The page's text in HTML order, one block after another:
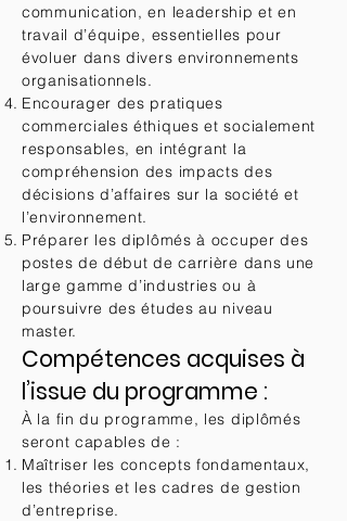
communication, en leadership et en
travail d’équipe, essentielles pour
évoluer dans divers environnements
organisationnels.
Encourager des pratiques
commerciales éthiques et socialement
responsables, en intégrant la
compréhension des impacts des
décisions d’affaires sur la société et
l’environnement.
Préparer les diplômés à occuper des
postes de début de carrière dans une
large gamme d’industries ou à
poursuivre des études au niveau
master.
Compétences acquises à
l’issue du programme :
À la fin du programme, les diplômés
seront capables de :
Maîtriser les concepts fondamentaux,
les théories et les cadres de gestion
d’entreprise.